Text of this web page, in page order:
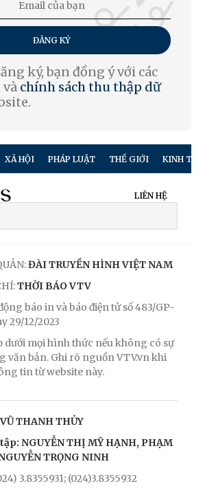
ĐĂNG KÝ
ký, bạn đồng ý với các
chính sách thu thập dữ
XÃ HỘI PHÁP LUẬT THẾ GIỚI KINH TẾ
LIÊN HỆ
ĐÀI TRUYỀN HÌNH VIỆT NAM
THỜI BÁO VTV
báo in và báo điện tử số 483/GP-
29/12/2023
dưới mọi hình thức nếu không có sự
văn bản. Ghi rõ nguồn VTV.vn khi
tin từ website này.
THANH THỦY
NGUYỄN THỊ MỸ HẠNH, PHẠM
TRỌNG NINH
3.8355931; (024)3.8355932